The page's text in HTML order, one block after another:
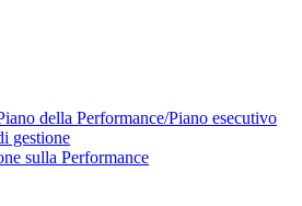
della Performance/Piano esecutivo
gestione
sulla Performance